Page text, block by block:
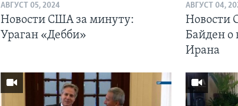
АВГУСТ 05, 2024
Новости США за минуту:
Ураган «Дебби»
АВГУСТ 04,
Новости
Байден о
Ирана